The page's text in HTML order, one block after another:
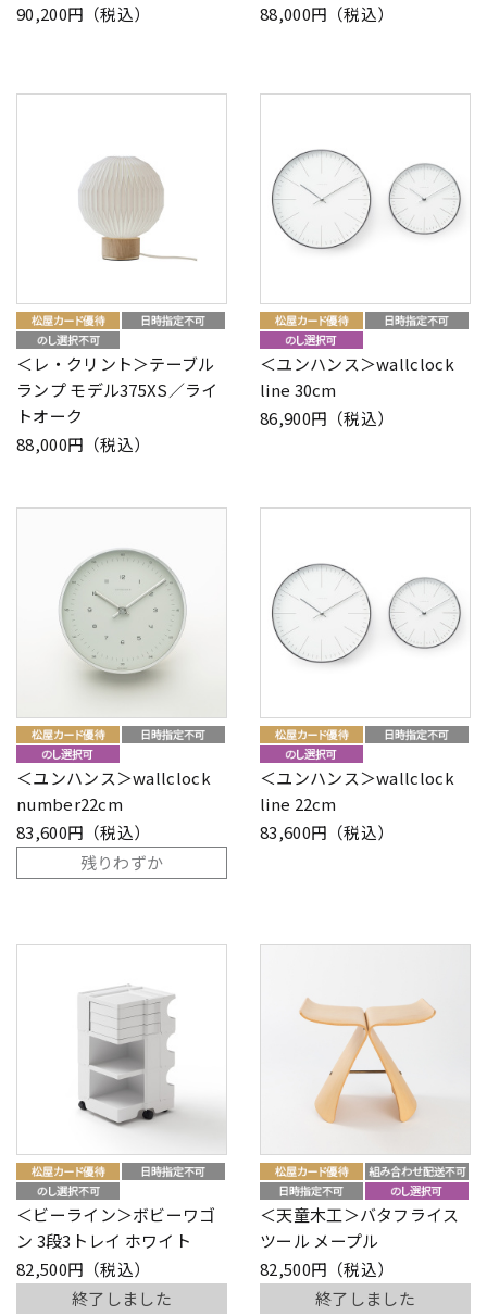
90,200円（税込）
88,000円（税込）
＜レ・クリント＞テーブル
ランプ モデル375XS／ライ
トオーク
88,000円（税込）
＜ユンハンス＞wallclock
line 30cm
86,900円（税込）
＜ユンハンス＞wallclock
number22cm
83,600円（税込）
残りわずか
＜ユンハンス＞wallclock
line 22cm
83,600円（税込）
＜ビーライン＞ボビーワゴ
ン 3段3トレイ ホワイト
82,500円（税込）
終了しました
＜天童木工＞バタフライス
ツール メープル
82,500円（税込）
終了しました